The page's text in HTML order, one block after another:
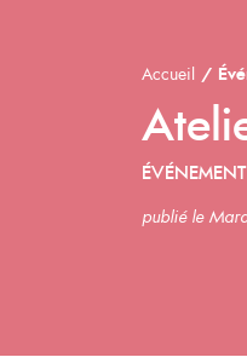
Accueil
ÉVÉNEMENT
publié le